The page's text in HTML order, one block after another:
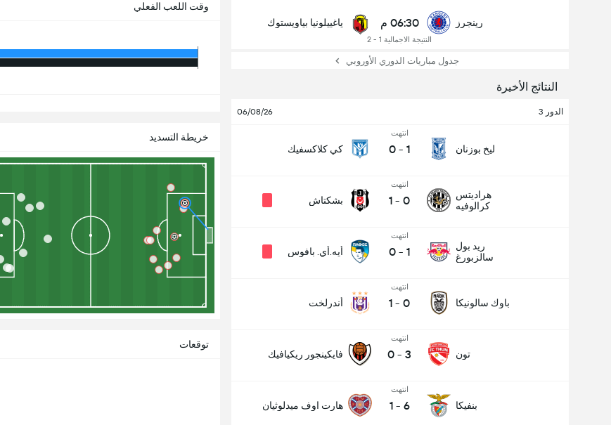
رينجرز 06:30 م
النتيجة الاجمالية 1 - 2
ياغييلونيا بياويستوك
جدول مباريات الدوري الأوروبي
النتائج الأخيرة
الدور 3 06/08/26
ليخ بوزنان
انتهت
1
-
0 كي كلاكسفيك
هراديتس
كرالوفيه
انتهت
0
-
1 بشكتاش
ريد بول
سالزبورغ
انتهت
1
-
0 أيه.أي. بافوس
باوك سالونيكا
انتهت
0
-
1 أندرلخت
تون
انتهت
3
-
0 فايكينجور ريكيافيك
بنفيكا
انتهت
6
-
1 هارت اوف ميدلوثيان
وقت اللعب الفعلي
خريطة التسديد
توقعات